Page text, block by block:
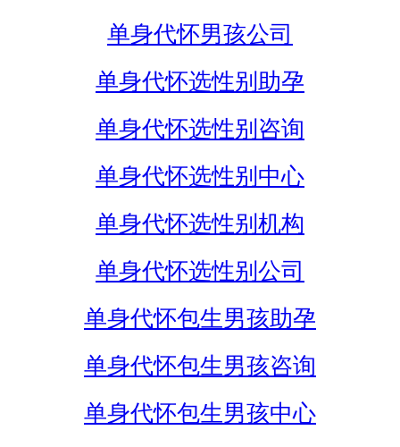
单身代怀男孩公司
单身代怀选性别助孕
单身代怀选性别咨询
单身代怀选性别中心
单身代怀选性别机构
单身代怀选性别公司
单身代怀包生男孩助孕
单身代怀包生男孩咨询
单身代怀包生男孩中心